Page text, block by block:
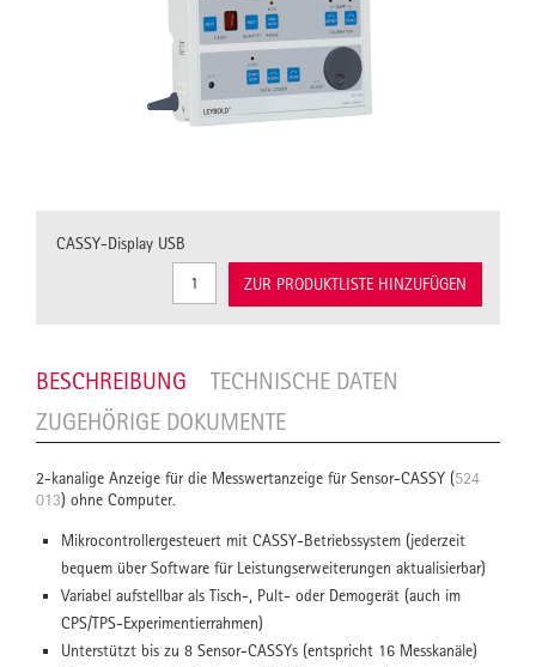
CASSY-Display USB
ZUR PRODUKTLISTE HINZUFÜGEN
BESCHREIBUNG
TECHNISCHE DATEN
ZUGEHÖRIGE DOKUMENTE
2-kanalige Anzeige für die Messwertanzeige für Sensor-CASSY (524
013) ohne Computer.
Mikrocontrollergesteuert mit CASSY-Betriebssystem (jederzeit
bequem über Software für Leistungserweiterungen aktualisierbar)
Variabel aufstellbar als Tisch-, Pult- oder Demogerät (auch im
CPS/TPS-Experimentierrahmen)
Unterstützt bis zu 8 Sensor-CASSYs (entspricht 16 Messkanäle)